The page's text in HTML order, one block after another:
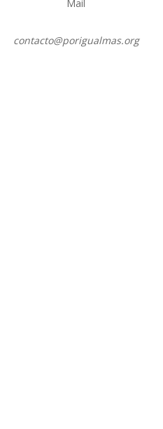
Mail
contacto@porigualmas.org